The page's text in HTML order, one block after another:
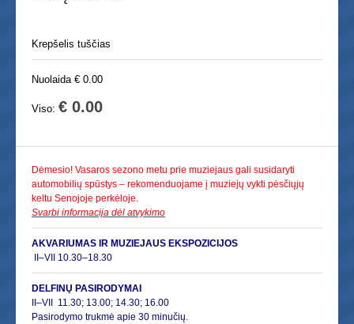
Krepšelis tuščias
Nuolaida € 0.00
Viso: € 0.00
Dėmesio! Vasaros sezono metu prie muziejaus gali susidaryti
automobilių spūstys – rekomenduojame į muziejų vykti pėsčiųjų
keltu Senojoje perkėloje.
Svarbi informacija dėl atvykimo
AKVARIUMAS IR MUZIEJAUS EKSPOZICIJOS
II–VII 10.30–18.30
DELFINŲ PASIRODYMAI
II–VII 11.30; 13.00; 14.30; 16.00
Pasirodymo trukmė apie 30 minučių.